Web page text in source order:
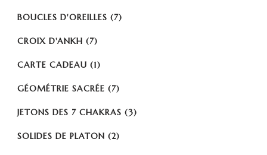
BOUCLES D'OREILLES (7)
CROIX D'ANKH (7)
CARTE CADEAU (1)
GÉOMÉTRIE SACRÉE (7)
JETONS DES 7 CHAKRAS (3)
SOLIDES DE PLATON (2)